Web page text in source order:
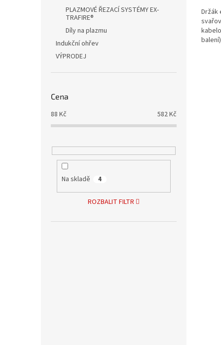
PLAZMOVÉ ŘEZACÍ SYSTÉMY EX-
TRAFIRE®
Díly na plazmu
Indukční ohřev
VÝPRODEJ
Cena
88 Kč 582Kč
Na skladě 4
ROZBALIT FILTR
Držák